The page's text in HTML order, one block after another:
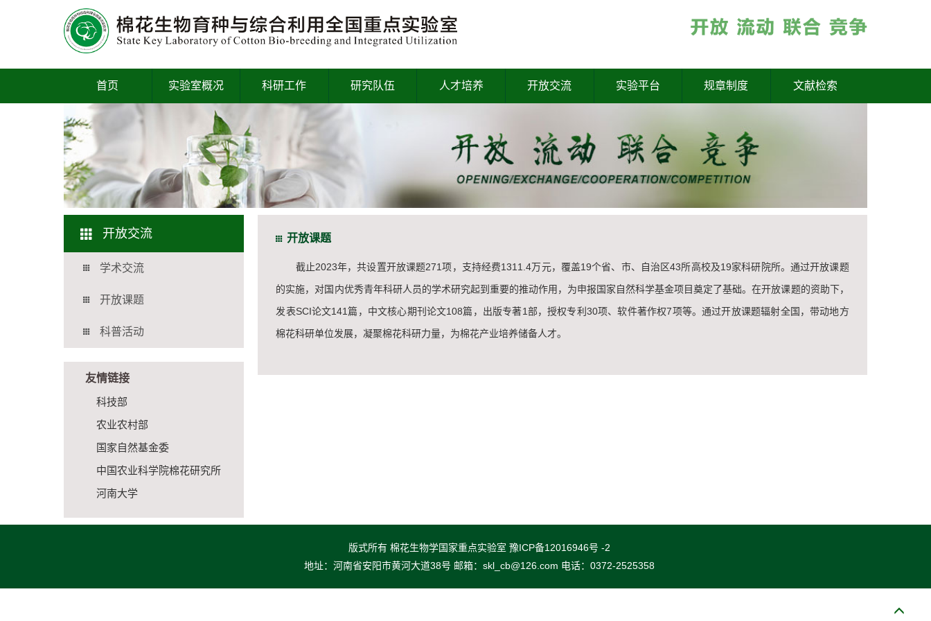
首页 实验室概况 科研工作 研究队伍 人才培养 开放交流 实验平台 规章制度 文献检索
开放交流
学术交流
开放课题
科普活动
友情链接
科技部
农业农村部
国家自然基金委
中国农业科学院棉花研究所
河南大学
开放课题
截止2023年，共设置开放课题271项，支持经费1311.4万元，覆盖19个省、市、自治区43所高校及19家科研院所。通过开放课题
的实施，对国内优秀青年科研人员的学术研究起到重要的推动作用，为申报国家自然科学基金项目奠定了基础。在开放课题的资助下，
发表SCI论文141篇，中文核心期刊论文108篇，出版专著1部，授权专利30项、软件著作权7项等。通过开放课题辐射全国，带动地方
棉花科研单位发展，凝聚棉花科研力量，为棉花产业培养储备人才。
版式所有 棉花生物学国家重点实验室 豫ICP备12016946号 -2
地址：河南省安阳市黄河大道38号 邮箱：skl_cb@126.com 电话：0372-2525358